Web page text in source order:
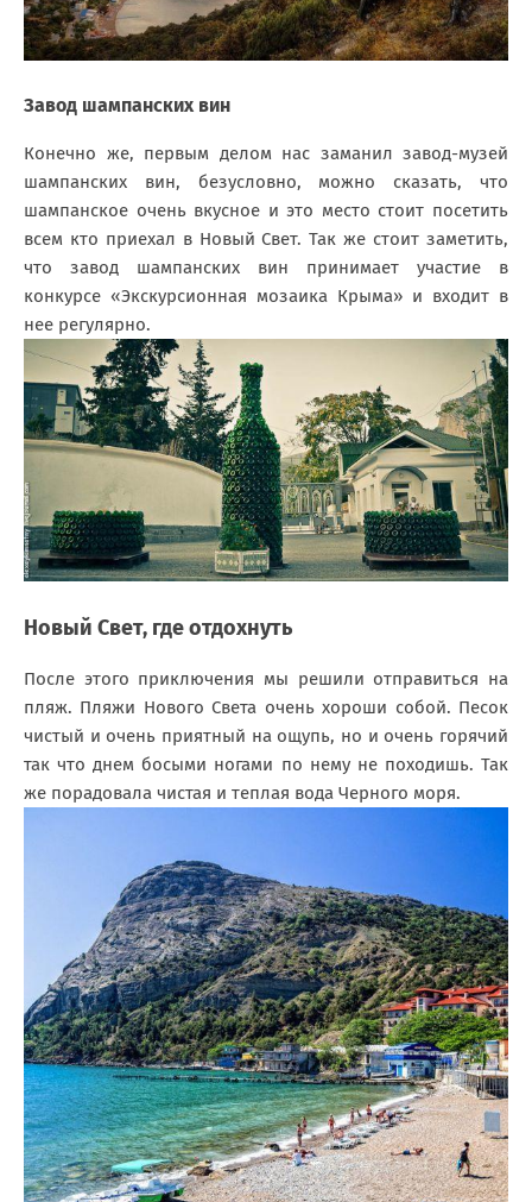
Завод шампанских вин
Конечно же, первым делом нас заманил завод-музей
шампанских вин, безусловно, можно сказать, что
шампанское очень вкусное и это место стоит посетить
всем кто приехал в Новый Свет. Так же стоит заметить,
что завод шампанских вин принимает участие в
конкурсе «Экскурсионная мозаика Крыма» и входит в
нее регулярно.
Новый Свет, где отдохнуть
После этого приключения мы решили отправиться на
пляж. Пляжи Нового Света очень хороши собой. Песок
чистый и очень приятный на ощупь, но и очень горячий
так что днем босыми ногами по нему не походишь. Так
же порадовала чистая и теплая вода Черного моря.